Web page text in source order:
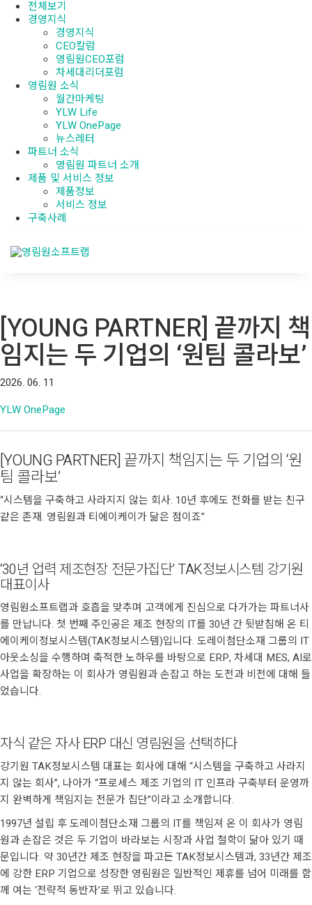
전체보기
경영지식
경영지식
CEO칼럼
영림원CEO포럼
차세대리더포럼
영림원 소식
월간마케팅
YLW Life
YLW OnePage
뉴스레터
파트너 소식
영림원 파트너 소개
제품 및 서비스 정보
제품정보
서비스 정보
구축사례
[YOUNG PARTNER] 끝까지 책
임지는 두 기업의 ‘원팀 콜라보’
2026. 06. 11
YLW OnePage
[YOUNG PARTNER] 끝까지 책임지는 두 기업의 ‘원
팀 콜라보’
“시스템을 구축하고 사라지지 않는 회사. 10년 후에도 전화를 받는 친구
같은 존재. 영림원과 티에이케이가 닮은 점이죠”
‘30년 업력 제조현장 전문가집단’ TAK정보시스템 강기원
대표이사
영림원소프트랩과 호흡을 맞추며 고객에게 진심으로 다가가는 파트너사
를 만납니다. 첫 번째 주인공은 제조 현장의 IT를 30년 간 뒷받침해 온 티
에이케이정보시스템(TAK정보시스템)입니다. 도레이첨단소재 그룹의 IT
아웃소싱을 수행하며 축적한 노하우를 바탕으로 ERP, 차세대 MES, AI로
사업을 확장하는 이 회사가 영림원과 손잡고 하는 도전과 비전에 대해 들
었습니다.
자식 같은 자사 ERP 대신 영림원을 선택하다
강기원 TAK정보시스템 대표는 회사에 대해 “시스템을 구축하고 사라지
지 않는 회사”, 나아가 “프로세스 제조 기업의 IT 인프라 구축부터 운영까
지 완벽하게 책임지는 전문가 집단”이라고 소개합니다.
1997년 설립 후 도레이첨단소재 그룹의 IT를 책임져 온 이 회사가 영림
원과 손잡은 것은 두 기업이 바라보는 시장과 사업 철학이 닮아 있기 때
문입니다. 약 30년간 제조 현장을 파고든 TAK정보시스템과, 33년간 제조
에 강한 ERP 기업으로 성장한 영림원은 일반적인 제휴를 넘어 미래를 함
께 여는 ‘전략적 동반자’로 뛰고 있습니다.